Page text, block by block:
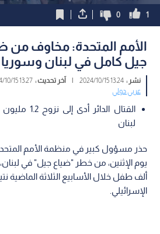
1
0
الأمم المتحدة: مخاوف
جيل كامل في لبنان
نشر :13:24 2024/10/15
| آخر تحديث :13:27 2024/10/15
عربي دولي
القتال
لبنان
حذر مسؤول كبير في منظمة الأمم
ألف طفل خلال الأسابيع الثلاثة الماضية
الإسرائيلي.